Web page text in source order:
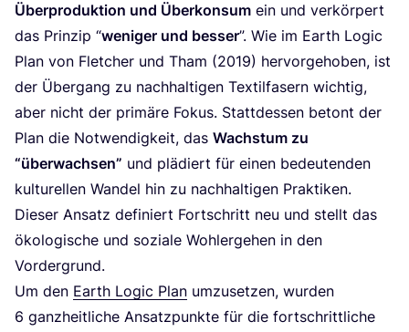
Über­pro­duk­ti­on und Über­kon­sum ein und ver­kör­pert
das Prin­zip “weni­ger und bes­ser”. Wie im Earth Logic
Plan von Flet­cher und Tham (2019) her­vor­ge­ho­ben, ist
der Über­gang zu nach­hal­ti­gen Tex­til­fa­sern wich­tig,
aber nicht der pri­mä­re Fokus. Statt­des­sen betont der
Plan die Not­wen­dig­keit, das Wachs­tum zu
“über­wach­sen” und plä­diert für einen bedeu­ten­den
kul­tu­rel­len Wan­del hin zu nach­hal­ti­gen Prak­ti­ken.
Die­ser Ansatz defi­niert Fort­schritt neu und stellt das
öko­lo­gi­sche und sozia­le Wohl­erge­hen in den
Vordergrund.
Um den Earth Logic Plan umzu­set­zen, wur­den
6 ganz­heit­li­che Ansatz­punk­te für die fort­schritt­li­che